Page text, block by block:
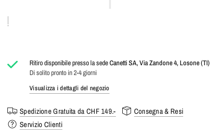
Ritiro disponibile presso la sedeCanetti SA, Via Zandone 4, Losone (TI)
Di solito pronto in 2-4 giorni
Visualizza i dettagli del negozio
Spedizione Gratuita da CHF 149.-
Consegna & Resi
Servizio Clienti